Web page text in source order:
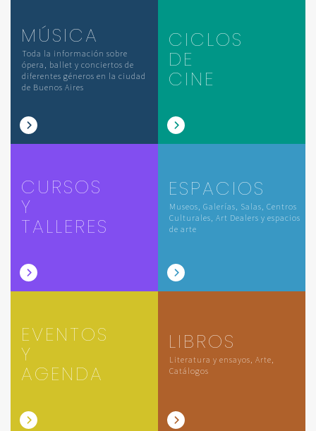
MÚSICA
Toda la información sobre
ópera, ballet y conciertos de
diferentes géneros en la ciudad
de Buenos Aires
CICLOS
DE
CINE
CURSOS
Y
TALLERES
ESPACIOS
Museos, Galerías, Salas, Centros
Culturales, Art Dealers y espacios
de arte
EVENTOS
Y
AGENDA
LIBROS
Literatura y ensayos, Arte,
Catálogos